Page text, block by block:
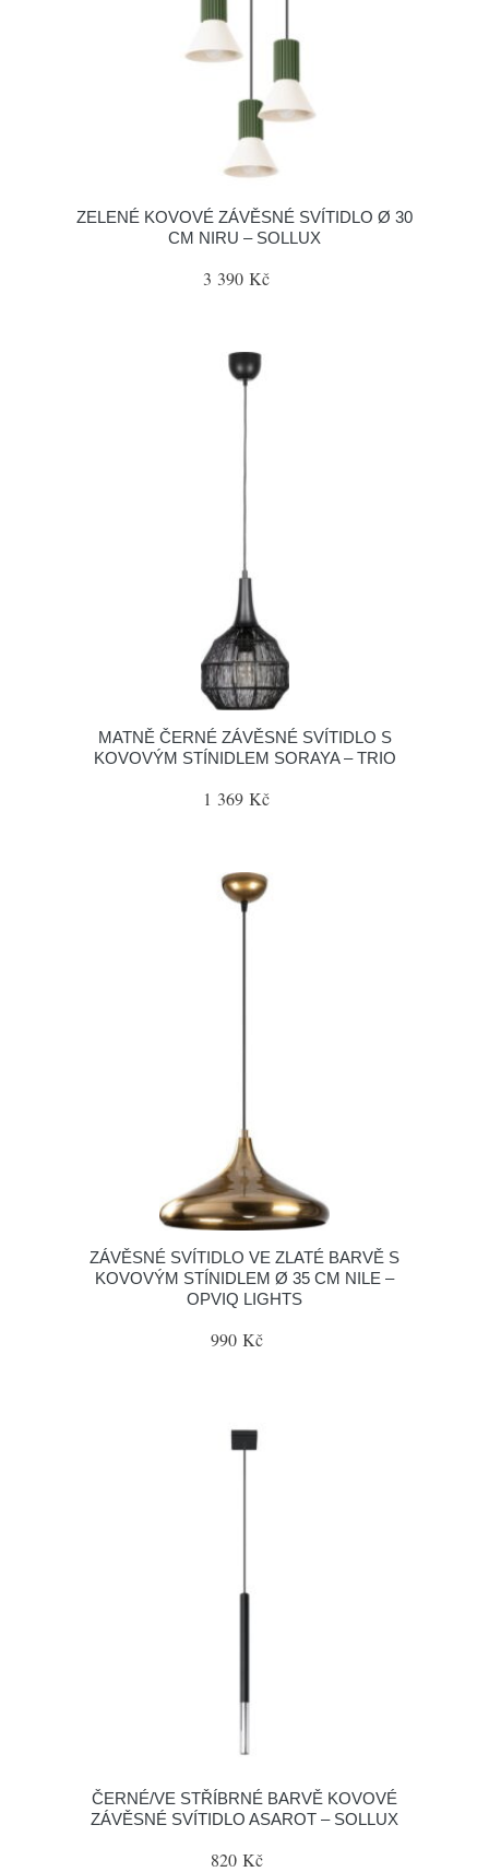
ZELENÉ KOVOVÉ ZÁVĚSNÉ SVÍTIDLO Ø 30
CM NIRU – SOLLUX
3 390 Kč
MATNĚ ČERNÉ ZÁVĚSNÉ SVÍTIDLO S
KOVOVÝM STÍNIDLEM SORAYA – TRIO
1 369 Kč
ZÁVĚSNÉ SVÍTIDLO VE ZLATÉ BARVĚ S
KOVOVÝM STÍNIDLEM Ø 35 CM NILE –
OPVIQ LIGHTS
990 Kč
ČERNÉ/VE STŘÍBRNÉ BARVĚ KOVOVÉ
ZÁVĚSNÉ SVÍTIDLO ASAROT – SOLLUX
820 Kč